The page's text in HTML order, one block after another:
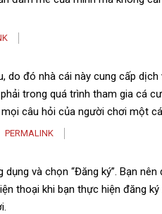
do đó nhà cái này cung cấp
trong quá trình tham gia cá
câu hỏi của người chơi một
PERMALINK
và chọn “Đăng ký”. Bạn
thoại khi bạn thực hiện đăng